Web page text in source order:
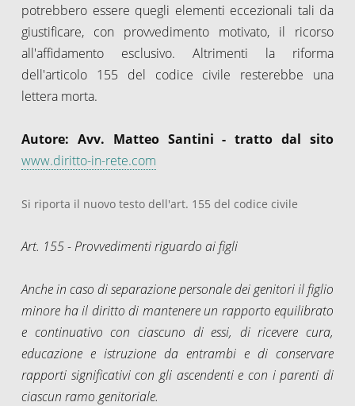
potrebbero essere quegli elementi eccezionali tali da
giustificare, con provvedimento motivato, il ricorso
all'affidamento esclusivo. Altrimenti la riforma
dell'articolo 155 del codice civile resterebbe una
lettera morta.
Autore: Avv. Matteo Santini - tratto dal sito
www.diritto-in-rete.com
Si riporta il nuovo testo dell'art. 155 del codice civile
Art. 155 - Provvedimenti riguardo ai figli
Anche in caso di separazione personale dei genitori il figlio
minore ha il diritto di mantenere un rapporto equilibrato
e continuativo con ciascuno di essi, di ricevere cura,
educazione e istruzione da entrambi e di conservare
rapporti significativi con gli ascendenti e con i parenti di
ciascun ramo genitoriale.